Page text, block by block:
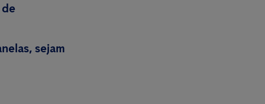
sejam